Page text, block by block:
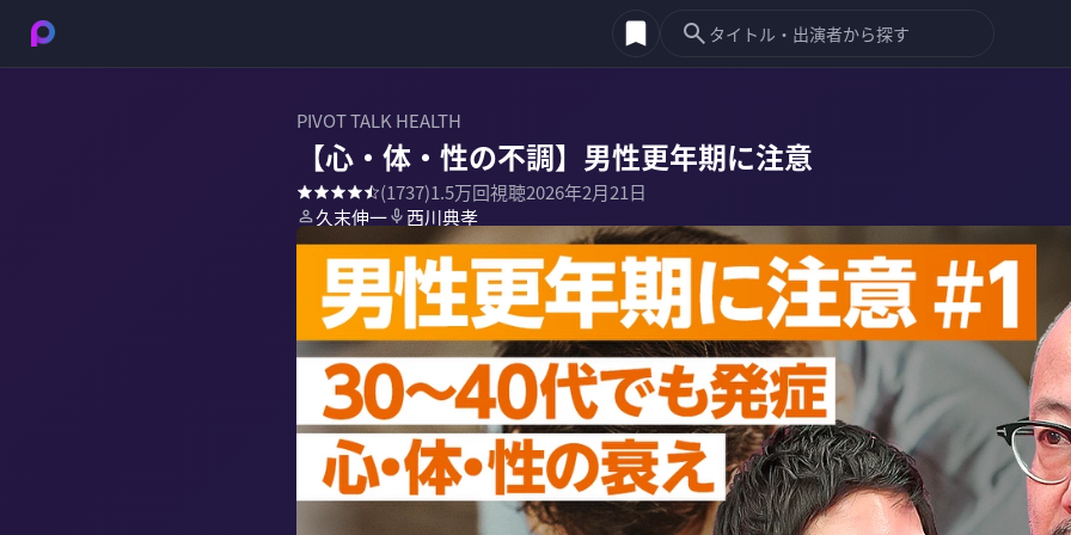
PIVOT TALK HEALTH
【心・体・性の不調】男性更年期に注意
(1737)1.5万回視聴2026年2月21日
久末伸一
西川典孝